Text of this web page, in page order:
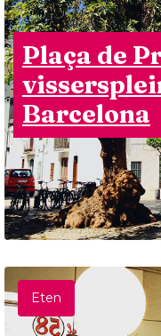
Plaça de
Barcelona
Eten